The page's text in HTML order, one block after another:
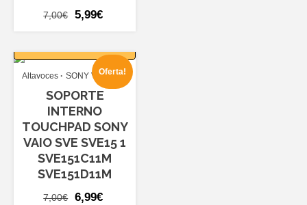
7,00€
El
era:
7,00€.
5,99€
5,99€.
Oferta!
Altavoces SONY VAIO SVE
SOPORTE
INTERNO
TOUCHPAD SONY
VAIO SVE SVE15 1
SVE151C11M
SVE151D11M
7,00€
El
6,99€